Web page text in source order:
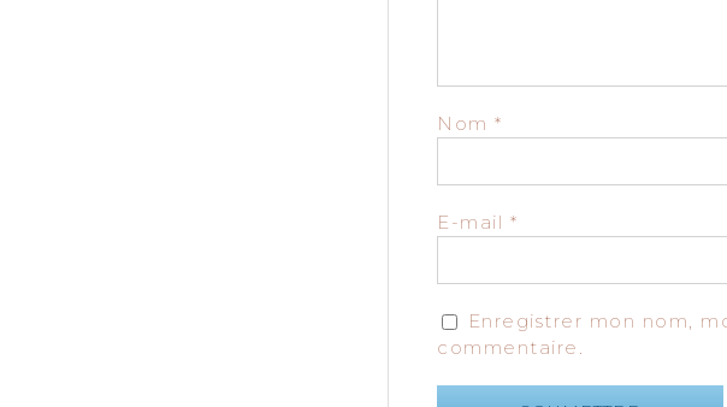
Nom*
E-mail *
Enregistrer mon nom,
commentaire.